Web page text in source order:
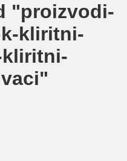
"proizvodi-
kliritni-